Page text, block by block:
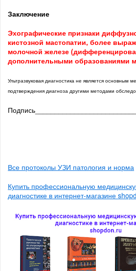
Заключение
Эхографические признаки
кистозной мастопатии, более
молочной железе
дополнительными образованиями
Ультразвуковая диагностика не является основным
подтверждения диагноза другими методами
Подпись__________________________
Все протоколы УЗИ патология и норма
Купить профессиональную
диагностике в интернет-магазине